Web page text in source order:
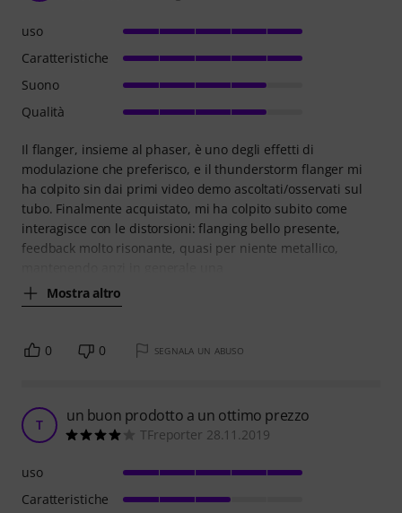
Il flanger, insieme al phaser, è uno degli effetti di
modulazione che preferisco, e il thunderstorm flanger mi
ha colpito sin dai primi video demo ascoltati/osservati sul
tubo. Finalmente acquistato, mi ha colpito subito come
interagisce con le distorsioni: flanging bello presente,
feedback molto risonante, quasi per niente metallico,
Mostra altro
uso
Caratteristiche
Suono
Qualità
0 0 SEGNALA UN ABUSO
T un buon prodotto a un ottimo prezzo
TFreporter 28.11.2019
uso
Caratteristiche